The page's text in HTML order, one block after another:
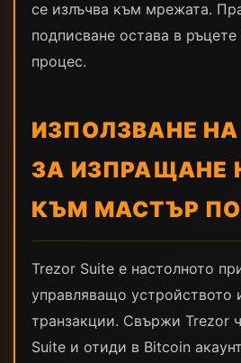
се излъчва към мрежата.
подписване остава в
процес.
ИЗПОЛЗВАНЕ НА
ЗА ИЗПРАЩАНЕ
КЪМ МАСТЪР
Trezor Suite е настолното
управляващо
транзакции. Свържи Trezor
Suite и отиди в Bitcoin